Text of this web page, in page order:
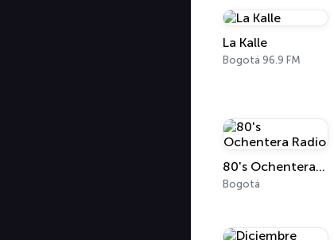
La Kalle
Bogotá 96.9 FM
80's Ochentera Radio
Bogotá